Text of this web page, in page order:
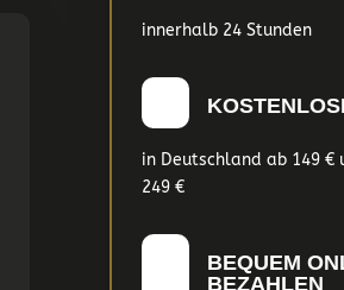
innerhalb 24 Stunden
in Deutschland ab 149 €
249 €
BEQUEM
BEZAHLEN